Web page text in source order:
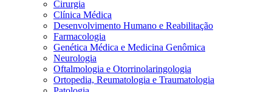
Cirurgia
Clínica Médica
Desenvolvimento Humano e Reabilitação
Farmacologia
Genética Médica e Medicina Genômica
Neurologia
Oftalmologia e Otorrinolaringologia
Ortopedia, Reumatologia e Traumatologia